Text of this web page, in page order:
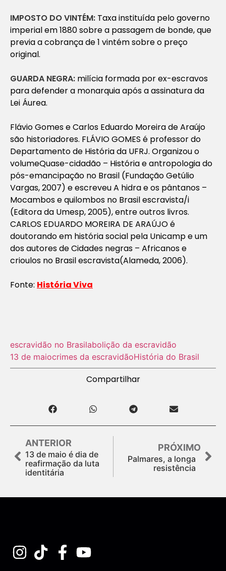
IMPOSTO DO VINTÉM: Taxa instituída pelo governo
imperial em 1880 sobre a passagem de bonde, que
previa a cobrança de 1 vintém sobre o preço
original.
GUARDA NEGRA: milícia formada por ex-escravos
para defender a monarquia após a assinatura da
Lei Áurea.
Flávio Gomes e Carlos Eduardo Moreira de Araújo
são historiadores. FLÁVIO GOMES é professor do
Departamento de História da UFRJ. Organizou o
volumeQuase-cidadão – História e antropologia do
pós-emancipação no Brasil (Fundação Getúlio
Vargas, 2007) e escreveuA hidra e os pântanos –
Mocambos e quilombos no Brasil escravista/i
(Editora da Umesp, 2005), entre outros livros.
CARLOS EDUARDO MOREIRA DE ARAÚJO é
doutorando em história social pela Unicamp e um
dos autores deCidades negras – Africanos e
crioulos no Brasil escravista(Alameda, 2006).
Fonte: História Viva
escravidão no Brasilabolição da escravidão
13 de maiocrimes da escravidãoHistória do Brasil
Compartilhar
ANTERIOR
13 de maio é dia de
reafirmação da luta
identitária
PRÓXIMO
Palmares, a longa
resistência